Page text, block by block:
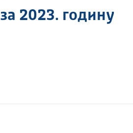
2023. годину